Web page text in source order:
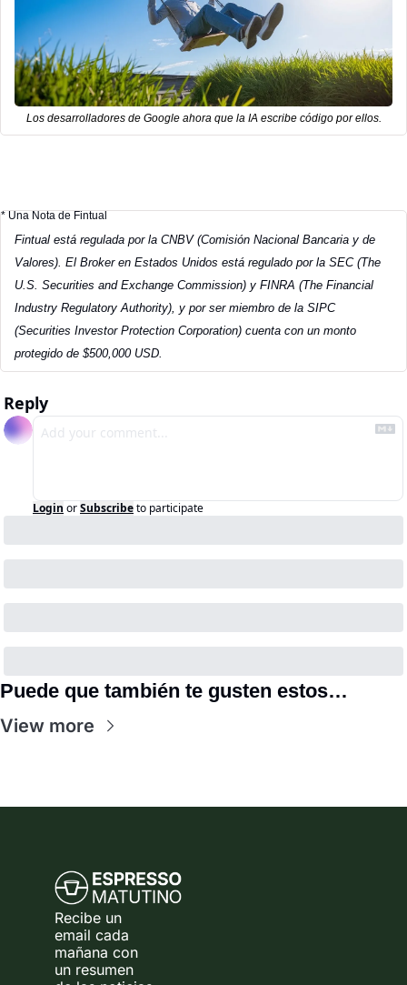
Los desarrolladores de Google ahora que la IA escribe código por ellos.
* Una Nota de Fintual
Fintual está regulada por la CNBV (Comisión Nacional Bancaria y de
Valores). El Broker en Estados Unidos está regulado por la SEC (The
U.S. Securities and Exchange Commission) y FINRA (The Financial
Industry Regulatory Authority), y por ser miembro de la SIPC
(Securities Investor Protection Corporation) cuenta con un monto
protegido de $500,000 USD.
Reply
Login orSubscribeto participate
Puede que también te gusten estos…
View more
Recibe un
email cada
mañana con
un resumen